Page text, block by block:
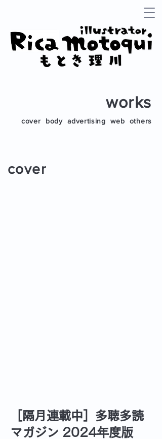
works
cover body advertising web others
cover
［隔月連載中］多聴多読
マガジン 2024年度版